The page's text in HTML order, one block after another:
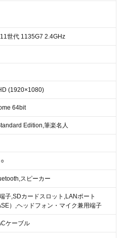
世代 1135G7 2.4GHz
(1920×1080)
64bit
Edition,筆楽名人
スピーカー
子,SDカードスロット,LANポート
）,ヘッドフォン・マイク兼用端子
ケーブル